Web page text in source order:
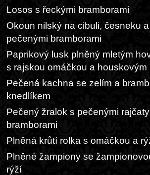
Losos s řeckými bramborami
Okoun nilský na cibuli, česneku
pečenými bramborami
Paprikový lusk plněný mletým
s rajskou omáčkou a houskovým
Pečená kachna se zelím a
knedlíkem
Pečený žralok s pečenými
bramborami
Plněná krůtí rolka s omáčkou a
Plněné žampiony se
rýží